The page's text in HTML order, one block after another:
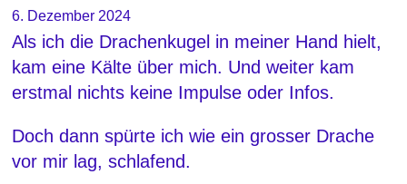
6. Dezember 2024
Als ich die Drachenkugel in meiner Hand hielt,
kam eine Kälte über mich. Und weiter kam
erstmal nichts keine Impulse oder Infos.
Doch dann spürte ich wie ein grosser Drache
vor mir lag, schlafend.